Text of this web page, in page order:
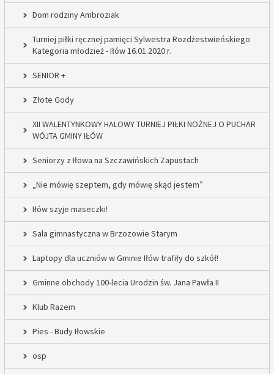
Dom rodziny Ambroziak
Turniej piłki ręcznej pamięci Sylwestra Rozdżestwieńskiego
Kategoria młodzież - Iłów 16.01.2020 r.
SENIOR +
Złote Gody
XII WALENTYNKOWY HALOWY TURNIEJ PIŁKI NOŻNEJ O PUCHAR
WÓJTA GMINY IŁÓW
Seniorzy z Iłowa na Szczawińskich Zapustach
„Nie mówię szeptem, gdy mówię skąd jestem”
Iłów szyje maseczki!
Sala gimnastyczna w Brzozowie Starym
Laptopy dla uczniów w Gminie Iłów trafiły do szkół!
Gminne obchody 100-lecia Urodzin św. Jana Pawła II
Klub Razem
Pies - Budy Iłowskie
osp